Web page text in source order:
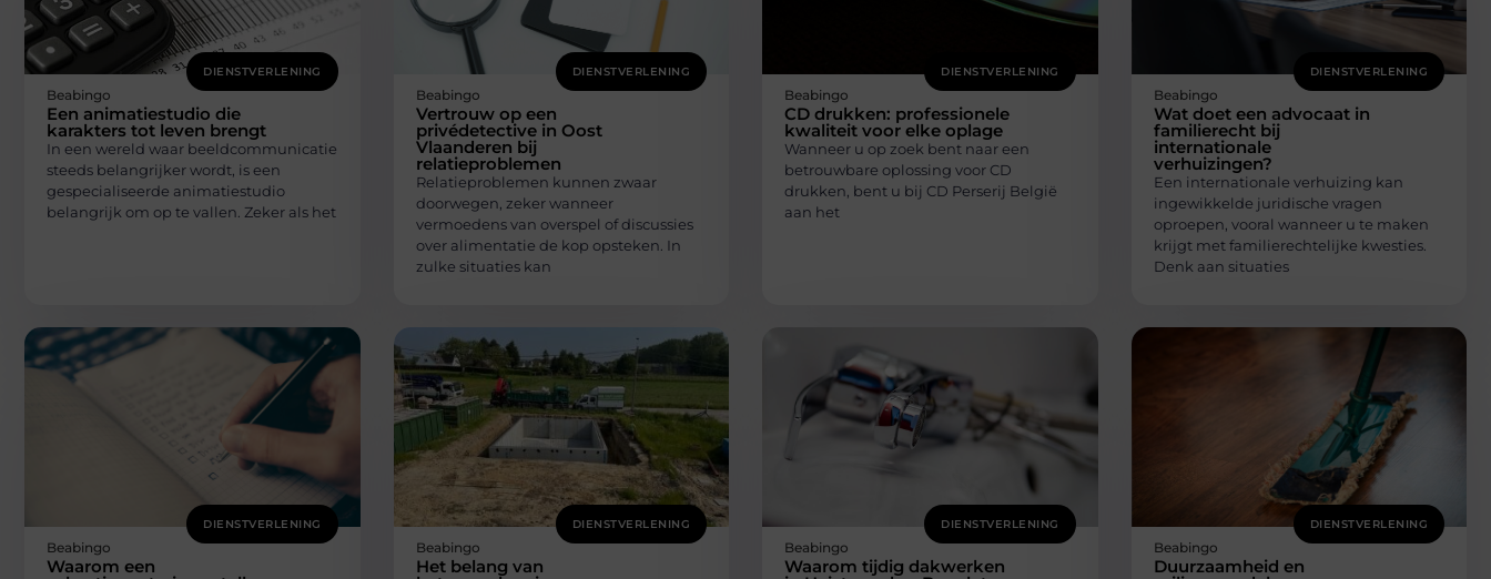
DIENSTVERLENING
Beabingo
Een animatiestudio die
karakters tot leven brengt
In een wereld waar beeldcommunicatie
steeds belangrijker wordt, is een
gespecialiseerde animatiestudio
belangrijk om op te vallen. Zeker als het
DIENSTVERLENING
Beabingo
Vertrouw op een
privédetective in Oost
Vlaanderen bij
relatieproblemen
Relatieproblemen kunnen zwaar
doorwegen, zeker wanneer
vermoedens van overspel of discussies
over alimentatie de kop opsteken. In
zulke situaties kan
DIENSTVERLENING
Beabingo
CD drukken: professionele
kwaliteit voor elke oplage
Wanneer u op zoek bent naar een
betrouwbare oplossing voor CD
drukken, bent u bij CD Perserij België
aan het
DIENSTVERLENING
Beabingo
Wat doet een advocaat in
familierecht bij
internationale
verhuizingen?
Een internationale verhuizing kan
ingewikkelde juridische vragen
oproepen, vooral wanneer u te maken
krijgt met familierechtelijke kwesties.
Denk aan situaties
DIENSTVERLENING
Beabingo
Waarom een
DIENSTVERLENING
Beabingo
Het belang van
DIENSTVERLENING
Beabingo
Waarom tijdig dakwerken
DIENSTVERLENING
Beabingo
Duurzaamheid en